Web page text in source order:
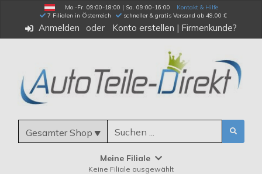
Mo.-Fr. 09:00-18:00 | Sa. 09:00-16:00
Kontakt & Hilfe
7 Filialen in Österreich
schneller & gratis Versand ab 49,00 €
Anmelden Konto erstellen | Firmenkunde?
Gesamter Shop
Meine Filiale
Keine Filiale ausgewählt